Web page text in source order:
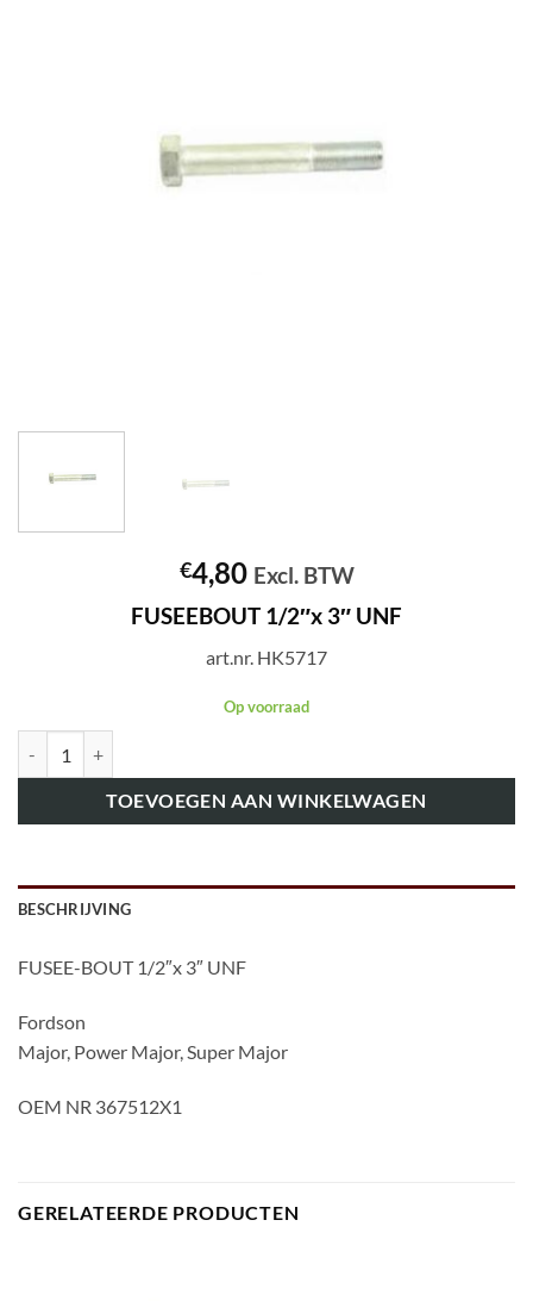
€4,80 Excl. BTW
FUSEEBOUT 1/2″x 3″ UNF
art.nr. HK5717
Op voorraad
TOEVOEGEN AAN WINKELWAGEN
BESCHRIJVING
FUSEE-BOUT 1/2″x 3″ UNF
Fordson
Major, Power Major, Super Major
OEM NR 367512X1
GERELATEERDE PRODUCTEN